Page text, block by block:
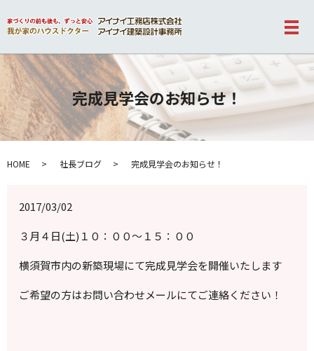
メ
完成見学会のお知らせ！
HOME 社長ブログ 完成見学会のお知らせ！
2017/03/02
３月４日(土)１０：００～１５：００
横須賀市内の新築現場にて完成見学会を開催いたします
ご希望の方はお問い合わせメールにてご連絡ください！